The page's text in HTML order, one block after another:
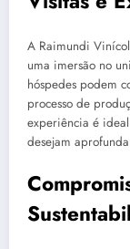
A Raimundi
uma imersão no
hóspedes podem
processo de
experiência é
desejam